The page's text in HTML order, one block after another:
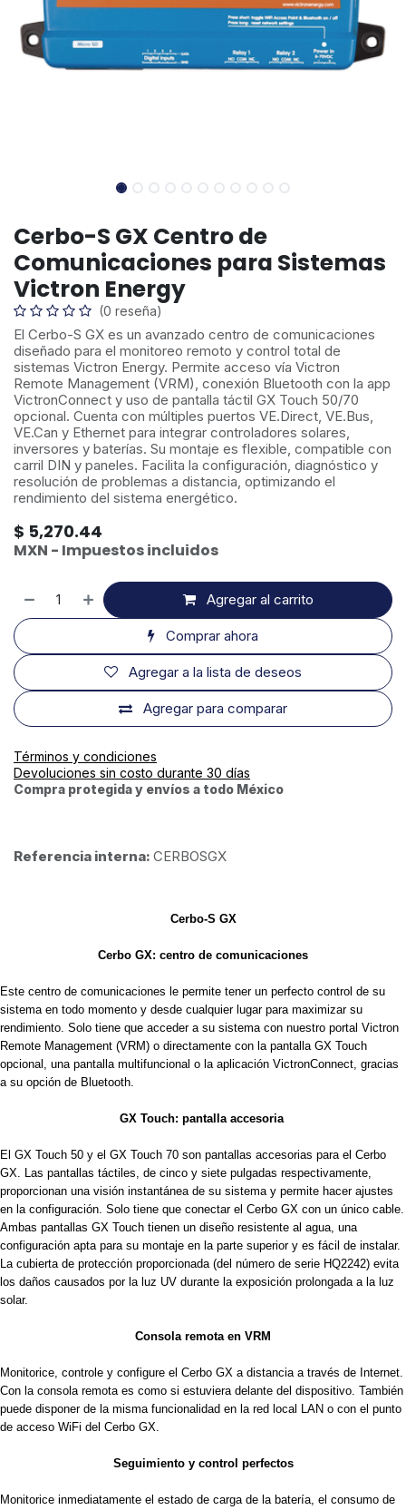
Cerbo-S GX Centro de
Comunicaciones para Sistemas
Victron Energy
(0 reseña)
El Cerbo-S GX es un avanzado centro de comunicaciones
diseñado para el monitoreo remoto y control total de
sistemas Victron Energy. Permite acceso vía Victron
Remote Management (VRM), conexión Bluetooth con la app
VictronConnect y uso de pantalla táctil GX Touch 50/70
opcional. Cuenta con múltiples puertos VE.Direct, VE.Bus,
VE.Can y Ethernet para integrar controladores solares,
inversores y baterías. Su montaje es flexible, compatible con
carril DIN y paneles. Facilita la configuración, diagnóstico y
resolución de problemas a distancia, optimizando el
rendimiento del sistema energético.
$ 5,270.44
MXN - Impuestos incluidos
Agregar al carrito
Comprar ahora
Agregar para comparar
Agregar a la lista de deseos
Términos y condiciones
Devoluciones sin costo durante 30 días
Compra protegida y envíos a todo México
Referencia interna: CERBOSGX
Cerbo-S GX
Cerbo GX: centro de comunicaciones
Este centro de comunicaciones le permite tener un perfecto control de su
sistema en todo momento y desde cualquier lugar para maximizar su
rendimiento. Solo tiene que acceder a su sistema con nuestro portal Victron
Remote Management (VRM) o directamente con la pantalla GX Touch
opcional, una pantalla multifuncional o la aplicación VictronConnect, gracias
a su opción de Bluetooth.
GX Touch: pantalla accesoria
El GX Touch 50 y el GX Touch 70 son pantallas accesorias para el Cerbo
GX. Las pantallas táctiles, de cinco y siete pulgadas respectivamente,
proporcionan una visión instantánea de su sistema y permite hacer ajustes
en la configuración. Solo tiene que conectar el Cerbo GX con un único cable.
Ambas pantallas GX Touch tienen un diseño resistente al agua, una
configuración apta para su montaje en la parte superior y es fácil de instalar.
La cubierta de protección proporcionada (del número de serie HQ2242) evita
los daños causados por la luz UV durante la exposición prolongada a la luz
solar.
Consola remota en VRM
Monitorice, controle y configure el Cerbo GX a distancia a través de Internet.
Con la consola remota es como si estuviera delante del dispositivo. También
puede disponer de la misma funcionalidad en la red local LAN o con el punto
de acceso WiFi del Cerbo GX.
Seguimiento y control perfectos
Monitorice inmediatamente el estado de carga de la batería, el consumo de